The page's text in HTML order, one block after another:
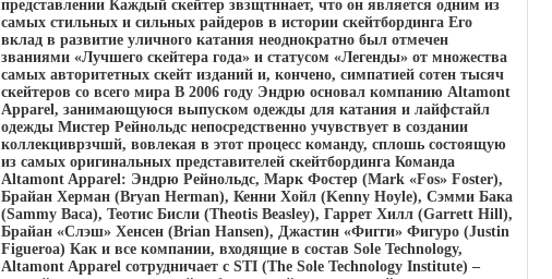
представлении Каждый скейтер звзщтннает, что он является одним из
самых стильных и сильных райдеров в истории скейтбординга Его
вклад в развитие уличного катания неоднократно был отмечен
званиями «Лучшего скейтера года» и статусом «Легенды» от множества
самых авторитетных скейт изданий и, кончено, симпатией сотен тысяч
скейтеров со всего мира В 2006 году Эндрю основал компанию Altamont
Apparel, занимающуюся выпуском одежды для катания и лайфстайл
одежды Мистер Рейнольдс непосредственно учувствует в создании
коллекциврзчшй, вовлекая в этот процесс команду, сплошь состоящую
из самых оригинальных представителей скейтбординга Команда
Altamont Apparel: Эндрю Рейнольдс, Марк Фостер (Mark «Fos» Foster),
Брайан Херман (Bryan Herman), Кенни Хойл (Kenny Hoyle), Сэмми Бака
(Sammy Baca), Теотис Бисли (Theotis Beasley), Гаррет Хилл (Garrett Hill),
Брайан «Слэш» Хенсен (Brian Hansen), Джастин «Фигги» Фигуро (Justin
Figueroa) Как и все компании, входящие в состав Sole Technology,
Altamont Apparel сотрудничает с STI (The Sole Technology Institute) –